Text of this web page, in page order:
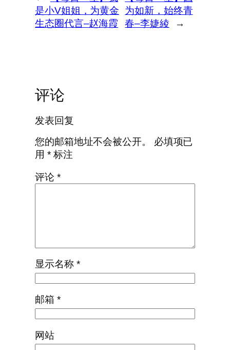
是小V姐姐，为黄金
生态圈代言–赵海霞
为如新，始终青
春–李婕綾
→
评论
发表回复
您的邮箱地址不会被公开。
必填项已
用 *标注
评论 *
显示名称 *
邮箱 *
网站